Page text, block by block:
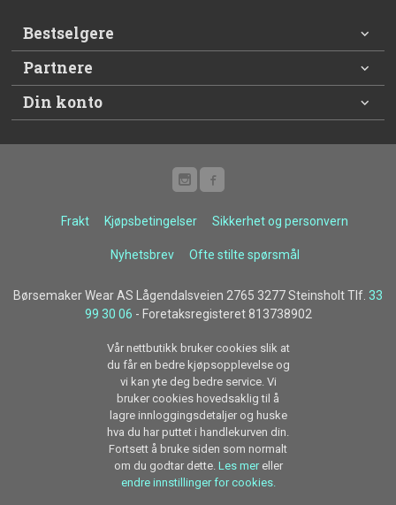
Bestselgere
Partnere
Din konto
Frakt Kjøpsbetingelser Sikkerhet og personvern
Nyhetsbrev Ofte stilte spørsmål
Børsemaker Wear AS Lågendalsveien 2765 3277 Steinsholt Tlf. 33
99 30 06 - Foretaksregisteret 813738902
Vår nettbutikk bruker cookies slik at
du får en bedre kjøpsopplevelse og
vi kan yte deg bedre service. Vi
bruker cookies hovedsaklig til å
lagre innloggingsdetaljer og huske
hva du har puttet i handlekurven din.
Fortsett å bruke siden som normalt
om du godtar dette. Les mer eller
endre innstillinger for cookies.